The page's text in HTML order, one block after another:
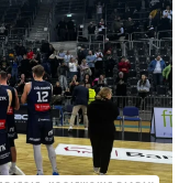
KOCIEWSKIE DIABŁY
jako jedno z